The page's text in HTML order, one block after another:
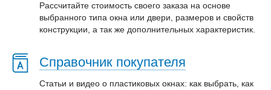
Рассчитайте стоимость своего заказа на основе
выбранного типа окна или двери, размеров и свойств
конструкции, а так же дополнительных характеристик.
Справочник покупателя
Статьи и видео о пластиковых окнах: как выбрать, как